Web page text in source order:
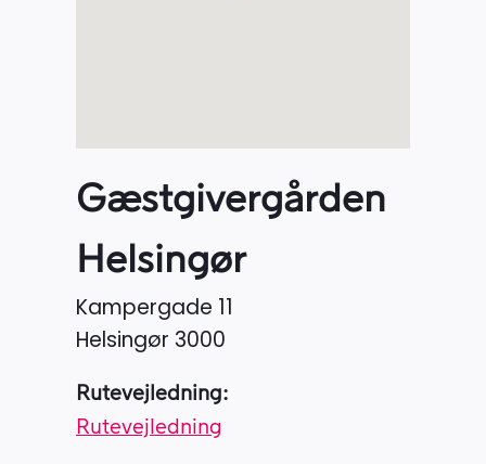
Gæstgivergården
Helsingør
Kampergade 11
Helsingør 3000
Rutevejledning:
Rutevejledning